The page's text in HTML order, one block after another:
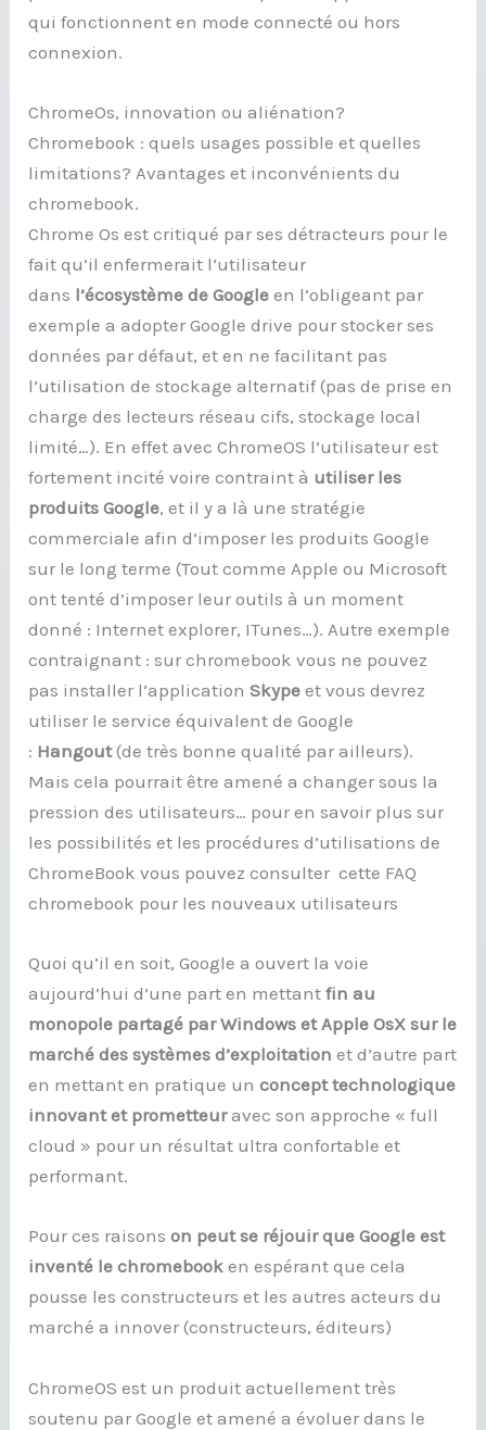
qui fonctionnent en mode connecté ou hors
connexion.
ChromeOs, innovation ou aliénation?
Chromebook : quels usages possible et quelles
limitations? Avantages et inconvénients du
chromebook.
Chrome Os est critiqué par ses détracteurs pour le
fait qu’il enfermerait l’utilisateur
dans l’écosystème de Google en l’obligeant par
exemple a adopter Google drive pour stocker ses
données par défaut, et en ne facilitant pas
l’utilisation de stockage alternatif (pas de prise en
charge des lecteurs réseau cifs, stockage local
limité…). En effet avec ChromeOS l’utilisateur est
fortement incité voire contraint à utiliser les
produits Google, et il y a là une stratégie
commerciale afin d’imposer les produits Google
sur le long terme (Tout comme Apple ou Microsoft
ont tenté d’imposer leur outils à un moment
donné : Internet explorer, ITunes…). Autre exemple
contraignant : sur chromebook vous ne pouvez
pas installer l’applicationSkype et vous devrez
utiliser le service équivalent de Google
: Hangout(de très bonne qualité par ailleurs).
Mais cela pourrait être amené a changer sous la
pression des utilisateurs… pour en savoir plus sur
les possibilités et les procédures d’utilisations de
ChromeBook vous pouvez consulter cette FAQ
chromebook pour les nouveaux utilisateurs
Quoi qu’il en soit, Google a ouvert la voie
aujourd’hui d’une part en mettantfin au
monopole partagé par Windows et Apple OsX sur le
marché des systèmes d’exploitation et d’autre part
en mettant en pratique unconcept technologique
innovant et prometteuravec son approche « full
cloud » pour un résultat ultra confortable et
performant.
Pour ces raisonson peut se réjouir que Google est
inventé le chromebook en espérant que cela
pousse les constructeurs et les autres acteurs du
marché a innover (constructeurs, éditeurs)
ChromeOS est un produit actuellement très
soutenu par Google et amené a évoluer dans le